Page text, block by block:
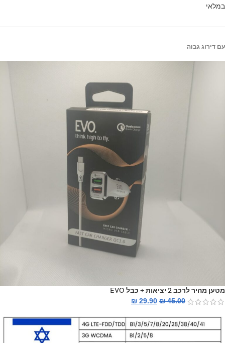
במלאי
עם דירוג גבוה
מטען מהיר לרכב 2 יציאות + כבל EVO
₪45.00
₪ 29.90